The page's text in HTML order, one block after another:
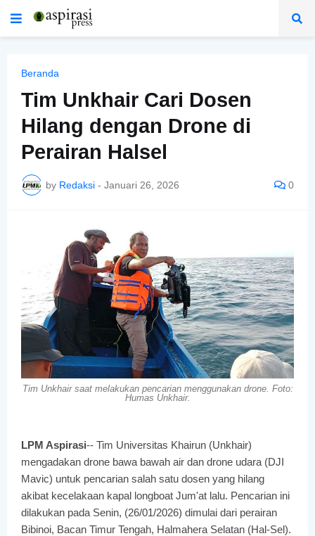
Beranda
Tim Unkhair Cari Dosen
Hilang dengan Drone di
Perairan Halsel
by Redaksi - Januari 26, 2026 0
Tim Unkhair saat melakukan pencarian menggunakan drone. Foto:
Humas Unkhair.
LPM Aspirasi-- Tim Universitas Khairun (Unkhair)
mengadakan drone bawa bawah air dan drone udara (DJI
Mavic) untuk pencarian salah satu dosen yang hilang
akibat kecelakaan kapal longboat Jum'at lalu. Pencarian ini
dilakukan pada Senin, (26/01/2026) dimulai dari perairan
Bibinoi, Bacan Timur Tengah, Halmahera Selatan (Hal-Sel).